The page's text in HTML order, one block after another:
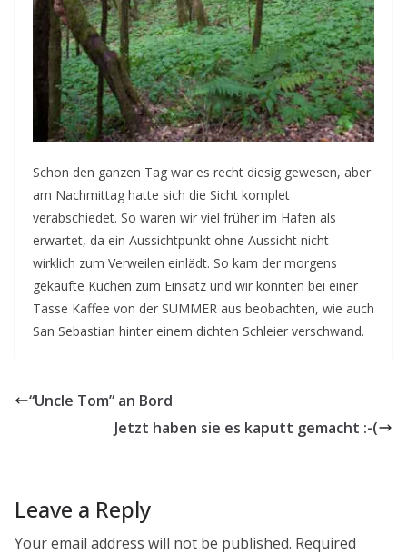
Schon den ganzen Tag war es recht diesig gewesen, aber
am Nachmittag hatte sich die Sicht komplet
verabschiedet. So waren wir viel früher im Hafen als
erwartet, da ein Aussichtpunkt ohne Aussicht nicht
wirklich zum Verweilen einlädt. So kam der morgens
gekaufte Kuchen zum Einsatz und wir konnten bei einer
Tasse Kaffee von der SUMMER aus beobachten, wie auch
San Sebastian hinter einem dichten Schleier verschwand.
“Uncle Tom” an Bord
Jetzt haben sie es kaputt gemacht :-(
Leave a Reply
Your email address will not be published. Required